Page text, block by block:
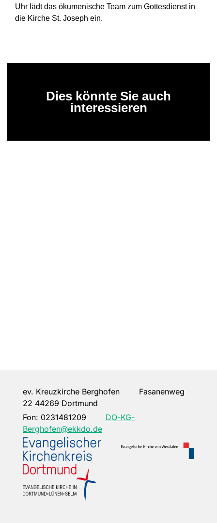
Uhr lädt das ökumenische Team zum Gottesdienst in
die Kirche St. Joseph ein.
Dies könnte Sie auch
interessieren
ev. Kreuzkirche Berghofen Fasanenweg
22 44269 Dortmund
Fon: 0231481209
DO-KG-
Berghofen@ekkdo.de